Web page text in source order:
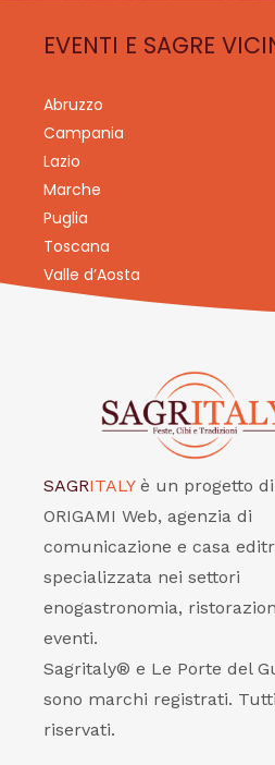
EVENTI E SAGRE
Abruzzo
Campania
Lazio
Marche
Puglia
Toscana
Valle d’Aosta
SAGRITALY è un progetto di
ORIGAMI Web, agenzia di
comunicazione e casa
specializzata nei settori
enogastronomia,
eventi.
Sagritaly® e Le Porte del
sono marchi registrati.
riservati.